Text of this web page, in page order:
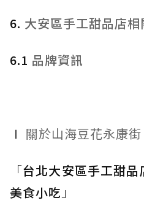
6. 大安區手工甜品店相
6.1 品牌資訊
Ⅰ 關於山海豆花永康街
「台北大安區手工甜
美食小吃 」